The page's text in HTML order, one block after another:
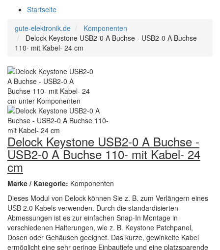
Startseite
gute-elektronik.de
Komponenten
Delock Keystone USB2-0 A Buchse - USB2-0 A Buchse
110- mit Kabel- 24 cm
Delock Keystone USB2-0 A Buchse -
USB2-0 A Buchse 110- mit Kabel- 24
cm
Marke / Kategorie: Komponenten
Dieses Modul von Delock können Sie z. B. zum Verlängern eines
USB 2.0 Kabels verwenden. Durch die standardisierten
Abmessungen ist es zur einfachen Snap-In Montage in
verschiedenen Halterungen, wie z. B. Keystone Patchpanel,
Dosen oder Gehäusen geeignet. Das kurze, gewinkelte Kabel
ermöglicht eine sehr geringe Einbautiefe und eine platzsparende